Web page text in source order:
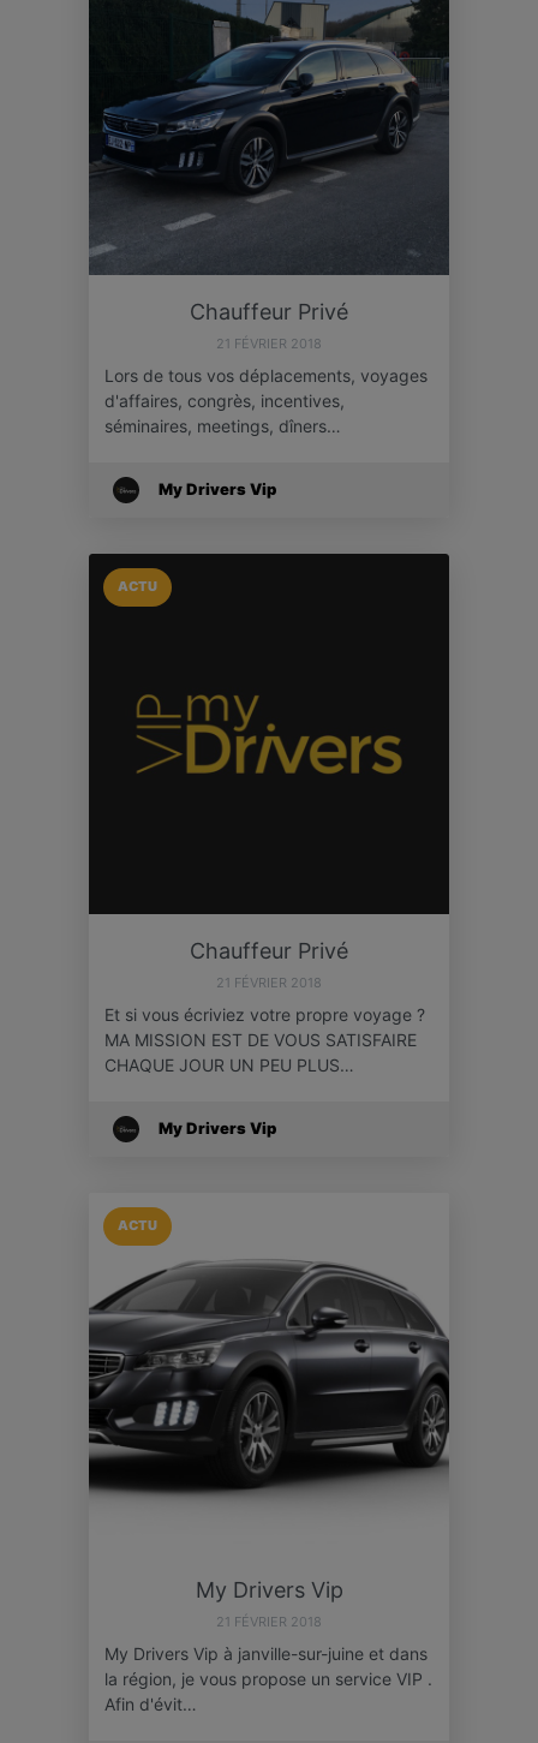
Chauffeur Privé
21 FÉVRIER 2018
Lors de tous vos déplacements, voyages
d'affaires, congrès, incentives,
séminaires, meetings, dîners…
My Drivers Vip
ACTU
Chauffeur Privé
21 FÉVRIER 2018
Et si vous écriviez votre propre voyage ?
MA MISSION EST DE VOUS SATISFAIRE
CHAQUE JOUR UN PEU PLUS…
My Drivers Vip
ACTU
My Drivers Vip
21 FÉVRIER 2018
My Drivers Vip à janville-sur-juine et dans
la région, je vous propose un service VIP .
Afin d'évit…